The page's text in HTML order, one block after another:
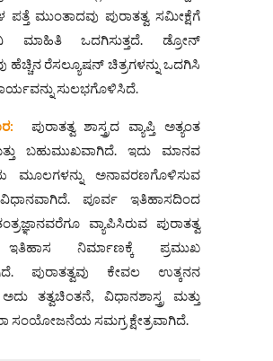
ಮುಂತಾದವು ಪುರಾತತ್ವ ಸಮೀಕ್ಷೆಗೆ
ಮಾಹಿತಿ ಒದಗಿಸುತ್ತದೆ. ಡ್ರೋನ್
ಹೆಚ್ಚಿನ ರೆಸಲ್ಯೂಷನ್ ಚಿತ್ರಗಳನ್ನು ಒದಗಿಸಿ
ಸುಲಭಗೊಳಿಸಿದೆ.
ಪುರಾತತ್ವ ಶಾಸ್ತ್ರದ ವ್ಯಾಪ್ತಿ ಅತ್ಯಂತ
ಬಹುಮುಖವಾಗಿದೆ. ಇದು ಮಾನವ
ಮೂಲಗಳನ್ನು ಅನಾವರಣಗೊಳಿಸುವ
ವಿಧಾನವಾಗಿದೆ. ಪೂರ್ವ ಇತಿಹಾಸದಿಂದ
ವ್ಯಾಪಿಸಿರುವ ಪುರಾತತ್ವ
ಇತಿಹಾಸ ನಿರ್ಮಾಣಕ್ಕೆ ಪ್ರಮುಖ
ಪುರಾತತ್ವವು ಕೇವಲ ಉತ್ಕನನ
ಅದು ತತ್ವಚಿಂತನೆ, ವಿಧಾನಶಾಸ್ತ್ರ ಮತ್ತು
ಸಂಯೋಜನೆಯ ಸಮಗ್ರ ಕ್ಷೇತ್ರವಾಗಿದೆ.